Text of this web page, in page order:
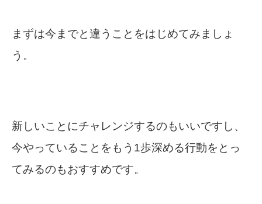
まずは今までと違うことをはじめてみましょ
う。
新しいことにチャレンジするのもいいですし、
今やっていることをもう1歩深める行動をとっ
てみるのもおすすめです。